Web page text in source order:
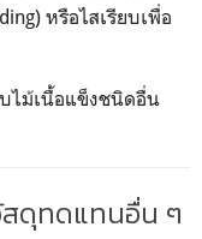
หรือไสเรียบเพื่อ
ไม้เนื้อแข็งชนิดอื่น
สดุทดแทนอื่น ๆ